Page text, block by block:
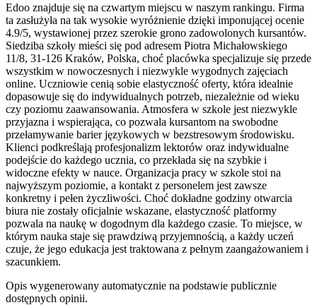
Edoo znajduje się na czwartym miejscu w naszym rankingu. Firma
ta zasłużyła na tak wysokie wyróżnienie dzięki imponującej ocenie
4.9/5, wystawionej przez szerokie grono zadowolonych kursantów.
Siedziba szkoły mieści się pod adresem Piotra Michałowskiego
11/8, 31-126 Kraków, Polska, choć placówka specjalizuje się przede
wszystkim w nowoczesnych i niezwykle wygodnych zajęciach
online. Uczniowie cenią sobie elastyczność oferty, która idealnie
dopasowuje się do indywidualnych potrzeb, niezależnie od wieku
czy poziomu zaawansowania. Atmosfera w szkole jest niezwykle
przyjazna i wspierająca, co pozwala kursantom na swobodne
przełamywanie barier językowych w bezstresowym środowisku.
Klienci podkreślają profesjonalizm lektorów oraz indywidualne
podejście do każdego ucznia, co przekłada się na szybkie i
widoczne efekty w nauce. Organizacja pracy w szkole stoi na
najwyższym poziomie, a kontakt z personelem jest zawsze
konkretny i pełen życzliwości. Choć dokładne godziny otwarcia
biura nie zostały oficjalnie wskazane, elastyczność platformy
pozwala na naukę w dogodnym dla każdego czasie. To miejsce, w
którym nauka staje się prawdziwą przyjemnością, a każdy uczeń
czuje, że jego edukacja jest traktowana z pełnym zaangażowaniem i
szacunkiem.
Opis wygenerowany automatycznie na podstawie publicznie
dostępnych opinii.